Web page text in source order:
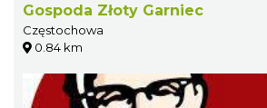
Gospoda Złoty Garniec
Częstochowa
0.84 km